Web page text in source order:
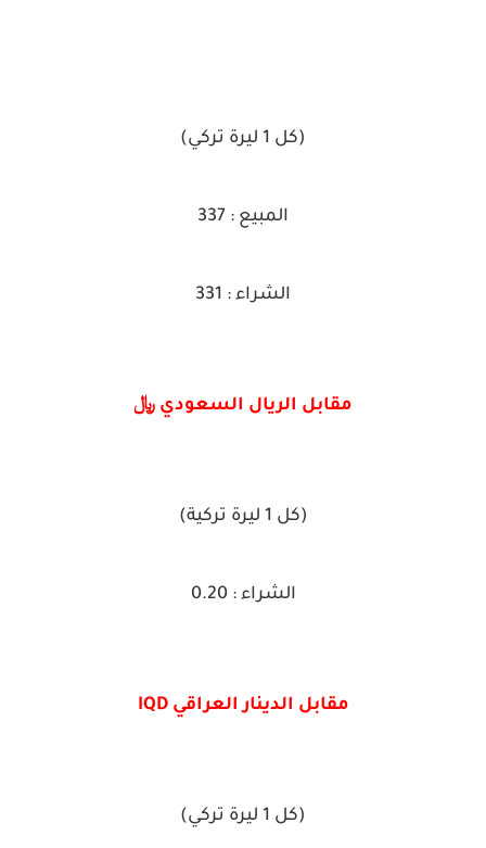
(كل 1 ليرة تركي)
المبيع : 337
الشراء : 331
مقابل الريال السعودي ﷼
(كل 1 ليرة تركية)
الشراء : 0.20
مقابل الدينار العراقي IQD
(كل 1 ليرة تركي)